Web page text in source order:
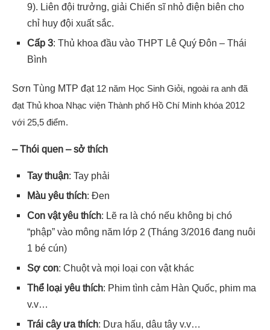
9). Liên đội trưởng, giải Chiến sĩ nhỏ điện biên cho
chỉ huy đội xuất sắc.
Cấp 3: Thủ khoa đầu vào THPT Lê Quý Đôn – Thái
Bình
Sơn Tùng MTP đạt 12 năm Học Sinh Giỏi, ngoài ra anh đã
đạt Thủ khoa Nhạc viện Thành phố Hồ Chí Minh khóa 2012
với 25,5 điểm.
– Thói quen – sở thích
Tay thuận: Tay phải
Màu yêu thích: Đen
Con vật yêu thích: Lẽ ra là chó nếu không bị chó
“phập” vào mông năm lớp 2 (Tháng 3/2016 đang nuôi
1 bé cún)
Sợ con: Chuột và mọi loại con vật khác
Thể loại yêu thích: Phim tình cảm Hàn Quốc, phim ma
v.v…
Trái cây ưa thích: Dưa hấu, dâu tây v.v…